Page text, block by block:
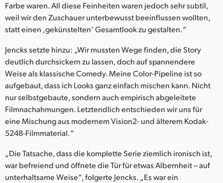
Farbe waren. All diese Feinheiten waren jedoch sehr subtil,
weil wir den Zuschauer unterbewusst beeinflussen wollten,
statt einen ‚gekünstelten‘ Gesamtlook zu gestalten.“
Jencks setzte hinzu: „Wir mussten Wege finden, die Story
deutlich durchsickern zu lassen, doch auf spannendere
Weise als klassische Comedy. Meine Color-Pipeline ist so
aufgebaut, dass ich Looks ganz einfach mischen kann. Nicht
nur selbstgebaute, sondern auch empirisch abgeleitete
Filmnachahmungen. Letztendlich entschieden wir uns für
eine Mischung aus modernem Vision2- und älterem Kodak-
5248-Filmmaterial.“
„Die Tatsache, dass die komplette Serie ziemlich ironisch ist,
war befreiend und öffnete die Tür für etwas Albernheit – auf
unterhaltsame Weise“, folgerte Jencks. „Es war ein